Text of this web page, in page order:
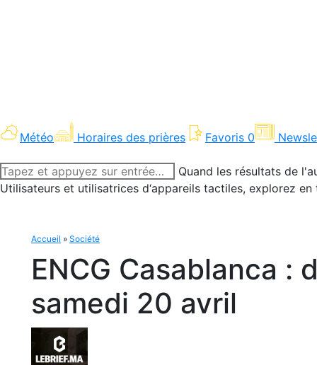
Météo Horaires des prières Favoris 0
Recherche
:
Quand les résultats de
Utilisateurs et utilisatrices d‘appareils tactiles, explorez
Accueil » Société
ENCG Casablanca :
samedi 20 avril